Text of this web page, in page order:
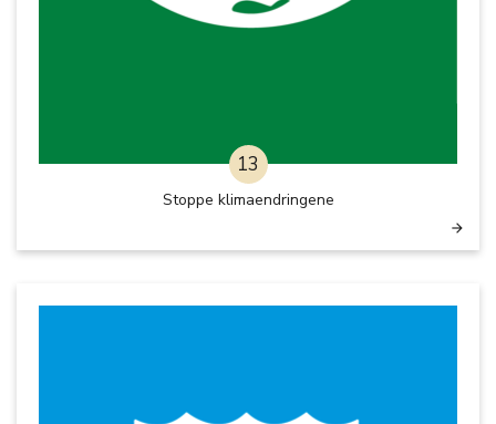
13
Stoppe klimaendringene
arrow_forward